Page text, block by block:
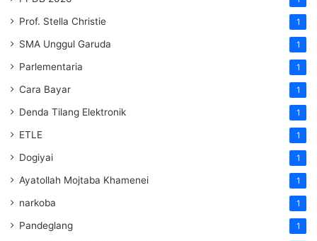
Prof. Stella Christie 1
SMA Unggul Garuda 1
Parlementaria 1
Cara Bayar 1
Denda Tilang Elektronik 1
ETLE 1
Dogiyai 1
Ayatollah Mojtaba Khamenei 1
narkoba 1
Pandeglang 1